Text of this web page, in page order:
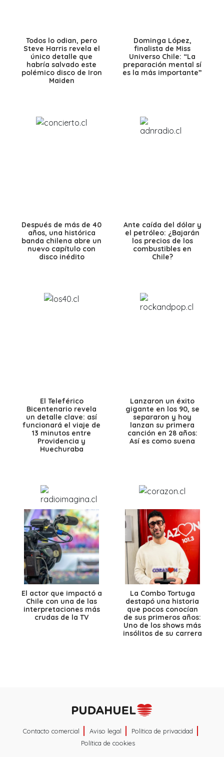
Todos lo odian, pero
Steve Harris revela el
único detalle que
habría salvado este
polémico disco de Iron
Maiden
Dominga López,
finalista de Miss
Universo Chile: “La
preparación mental sí
es la más importante”
Después de más de 40
años, una histórica
banda chilena abre un
nuevo capítulo con
disco inédito
Ante caída del dólar y
el petróleo: ¿Bajarán
los precios de los
combustibles en
Chile?
El Teleférico
Bicentenario revela
un detalle clave: así
funcionará el viaje de
13 minutos entre
Providencia y
Huechuraba
Lanzaron un éxito
gigante en los 90, se
separaron y hoy
lanzan su primera
canción en 28 años:
Así es como suena
El actor que impactó a
Chile con una de las
interpretaciones más
crudas de la TV
La Combo Tortuga
destapó una historia
que pocos conocían
de sus primeros años:
Uno de los shows más
insólitos de su carrera
Contacto comercial Aviso legal
Política de privacidad
Política de cookies